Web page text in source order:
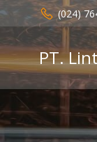
Skip
to
content
(024)
PT.